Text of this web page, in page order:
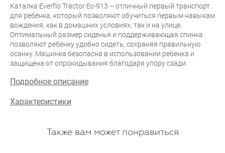
Каталка Everflo Tractor Ec-913 – отличный первый транспорт
для ребёнка, который позволяют обучиться первым навыкам
вождения, как в домашних условиях, так и на улице.
Оптимальный размер сиденья и поддерживающая спинка
позволяют ребёнку удобно сидеть, сохраняя правильную
осанку. Машинка безопасна в использовании ребенка и
защищена от опрокидывания благодаря упору сзади.
Подробное описание
Характеристики
Также вам может понравиться